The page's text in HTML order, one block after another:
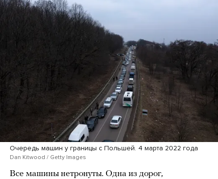
Очередь машин у границы с Польшей. 4 марта 2022 года
Dan Kitwood / Getty Images
Все машины нетронуты. Одна из дорог,